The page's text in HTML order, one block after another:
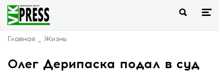
Главная Жизнь
Олег Дерипаска подал в суд